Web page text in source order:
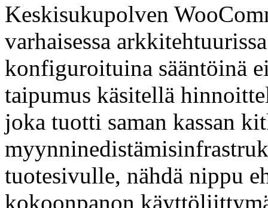
Keskisukupolven
varhaisessa
konfiguroituina sääntöinä
taipumus käsitellä
joka tuotti saman kassan
tuotesivulle, nähdä nippu
kokoonpanon